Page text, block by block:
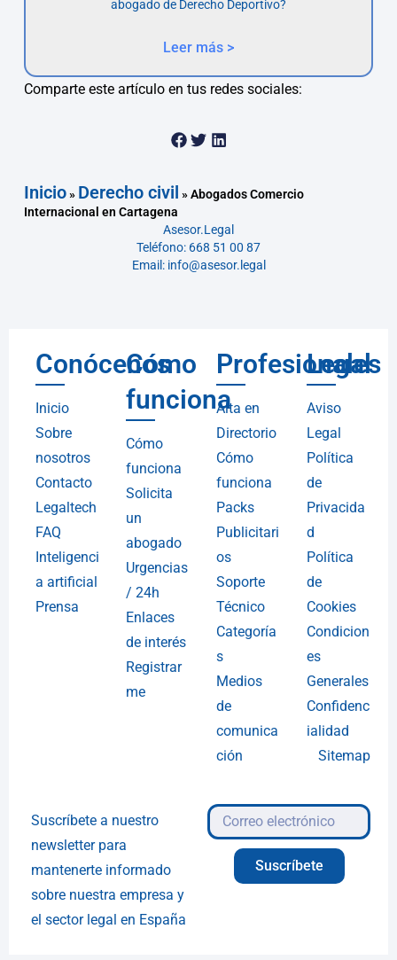
abogado de Derecho Deportivo?
Leer más >
Comparte este artículo en tus redes sociales:
Inicio» Derecho civil »Abogados Comercio
Internacional en Cartagena
Asesor.Legal
Teléfono: 668 51 00 87
Email: info@asesor.legal
Conócenos
Inicio
Sobre
nosotros
Contacto
Legaltech
FAQ
Inteligenci
a artificial
Prensa
Cómo
funciona
Cómo
funciona
Solicita
un
abogado
Urgencias
/ 24h
Enlaces
de interés
Registrar
me
Profesionales
Alta en
Directorio
Cómo
funciona
Packs
Publicitari
os
Soporte
Técnico
Categoría
s
Medios
de
comunica
ción
Legal
Aviso
Legal
Política
de
Privacida
d
Política
de
Cookies
Condicion
es
Generales
Confidenc
ialidad
Sitemap
Suscríbete a nuestro
newsletter para
mantenerte informado
sobre nuestra empresa y
el sector legal en España
Suscríbete